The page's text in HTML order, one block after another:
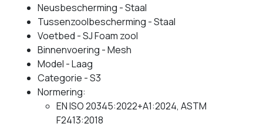
Neusbescherming - Staal
Tussenzoolbescherming - Staal
Voetbed - SJ Foam zool
Binnenvoering - Mesh
Model - Laag
Categorie - S3
Normering:
EN ISO 20345:2022+A1:2024, ASTM
F2413:2018